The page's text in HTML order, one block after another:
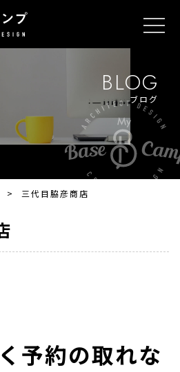
BLOG
ブログ
> 三代目脇彦商店
予約の取れな